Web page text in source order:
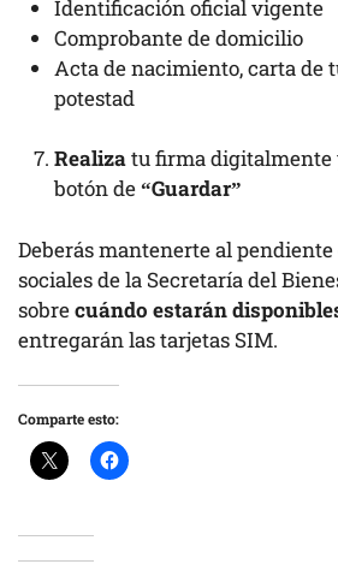
Identificación oficial vigente
Comprobante de domicilio
Acta de nacimiento, carta de
potestad
Realizatu firma digitalmente
botón de“Guardar”
Deberás mantenerte al pendiente
sociales de la Secretaría del
sobrecuándo estarán
entregarán las tarjetas SIM.
Comparte esto: